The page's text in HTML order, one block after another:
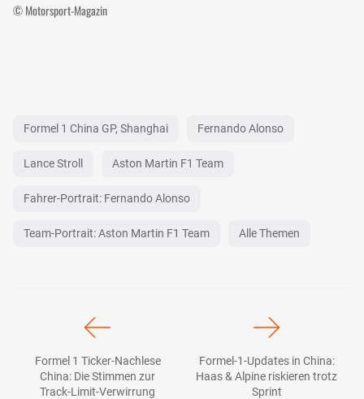
© Motorsport-Magazin
Formel 1 China GP, Shanghai Fernando Alonso
Lance Stroll Aston Martin F1 Team
Fahrer-Portrait: Fernando Alonso
Team-Portrait: Aston Martin F1 Team Alle Themen
Formel 1 Ticker-Nachlese
China: Die Stimmen zur
Track-Limit-Verwirrung
Formel-1-Updates in China:
Haas & Alpine riskieren trotz
Sprint